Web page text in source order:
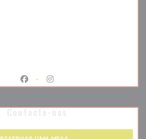
Facebook ((abre numa nova janela))
Instagram ((abre numa nova